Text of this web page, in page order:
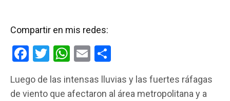
Compartir en mis redes:
F
ce
T
tt
W
at
E
ail m
Luego de las intensas lluvias y las fuertes ráfagas
de viento que afectaron al área metropolitana y a